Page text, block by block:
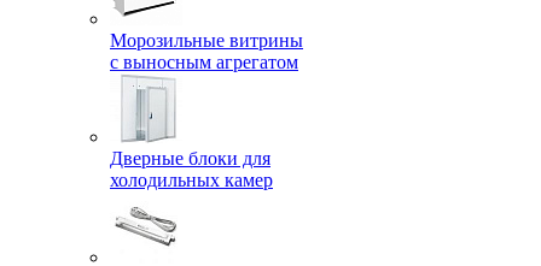
Морозильные витрины
с выносным агрегатом
Дверные блоки для
холодильных камер